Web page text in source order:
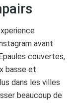
avant
couvertes,
basse et
dans les villes
beaucoup de